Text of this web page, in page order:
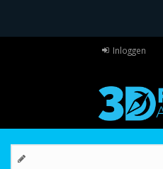
Inloggen